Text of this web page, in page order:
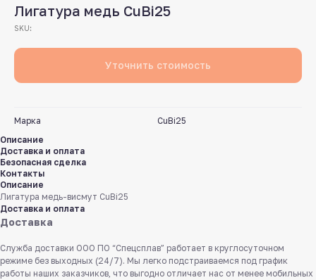
Лигатура медь CuBi25
SKU:
Уточнить стоимость
Марка
CuBi25
Описание
Доставка и оплата
Безопасная сделка
Контакты
Описание
Лигатура медь-висмут CuBi25
Доставка и оплата
Доставка
Служба доставки ООО ПО “Спецсплав” работает в круглосуточном
режиме без выходных (24/7). Мы легко подстраиваемся под график
работы наших заказчиков, что выгодно отличает нас от менее мобильных